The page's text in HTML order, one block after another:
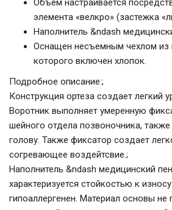
Объем настраивается
элемента «велкро» (застежка
Наполнитель &ndash
Оснащен несъемным чехлом из
которого включен хлопок.
Подробное описание:;
Конструкция ортеза создает легкий
Воротник выполняет умеренную
шейного отдела позвоночника,
голову. Также фиксатор создает
согревающее воздейтсвие.;
Наполнитель &ndash медицинский
характеризуется стойкостью к
гипоаллергенен. Материал основы не